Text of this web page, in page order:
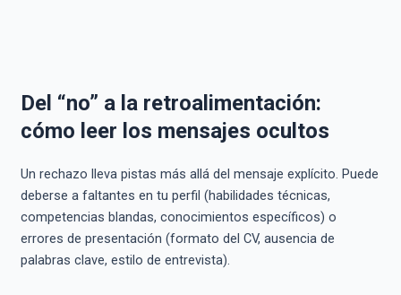
Del “no” a la retroalimentación:
cómo leer los mensajes ocultos
Un rechazo lleva pistas más allá del mensaje explícito. Puede
deberse a faltantes en tu perfil (habilidades técnicas,
competencias blandas, conocimientos específicos) o
errores de presentación (formato del CV, ausencia de
palabras clave, estilo de entrevista).